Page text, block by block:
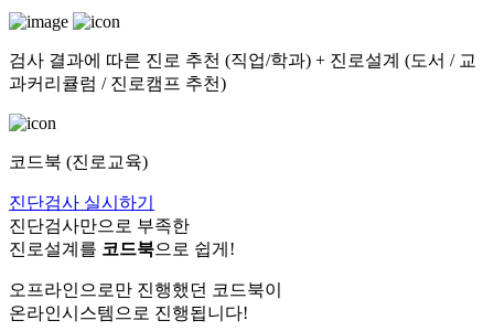
검사 결과에 따른 진로 추천 (직업/학과) + 진로설계 (도서 / 교
과커리큘럼 / 진로캠프 추천)
코드북 (진로교육)
진단검사 실시하기
진단검사만으로 부족한
진로설계를 코드북으로 쉽게!
오프라인으로만 진행했던 코드북이
온라인시스템으로 진행됩니다!